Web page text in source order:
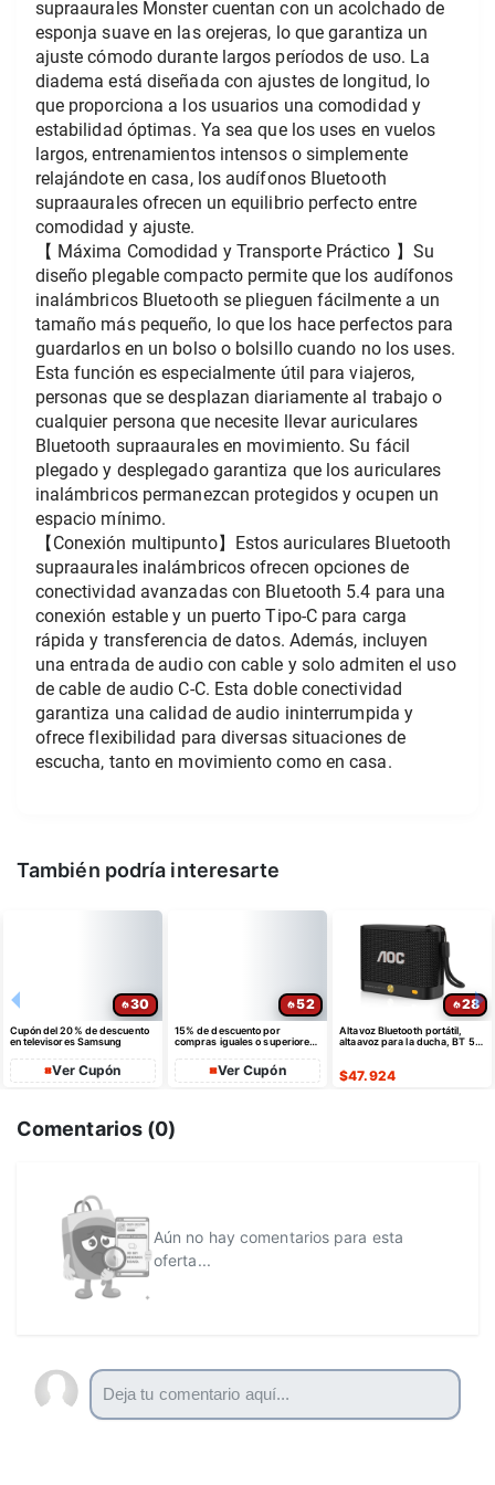
supraaurales Monster cuentan con un acolchado de
esponja suave en las orejeras, lo que garantiza un
ajuste cómodo durante largos períodos de uso. La
diadema está diseñada con ajustes de longitud, lo
que proporciona a los usuarios una comodidad y
estabilidad óptimas. Ya sea que los uses en vuelos
largos, entrenamientos intensos o simplemente
relajándote en casa, los audífonos Bluetooth
supraaurales ofrecen un equilibrio perfecto entre
comodidad y ajuste.
【 Máxima Comodidad y Transporte Práctico 】Su
diseño plegable compacto permite que los audífonos
inalámbricos Bluetooth se plieguen fácilmente a un
tamaño más pequeño, lo que los hace perfectos para
guardarlos en un bolso o bolsillo cuando no los uses.
Esta función es especialmente útil para viajeros,
personas que se desplazan diariamente al trabajo o
cualquier persona que necesite llevar auriculares
Bluetooth supraaurales en movimiento. Su fácil
plegado y desplegado garantiza que los auriculares
inalámbricos permanezcan protegidos y ocupen un
espacio mínimo.
【Conexión multipunto】Estos auriculares Bluetooth
supraaurales inalámbricos ofrecen opciones de
conectividad avanzadas con Bluetooth 5.4 para una
conexión estable y un puerto Tipo-C para carga
rápida y transferencia de datos. Además, incluyen
una entrada de audio con cable y solo admiten el uso
de cable de audio C-C. Esta doble conectividad
garantiza una calidad de audio ininterrumpida y
ofrece flexibilidad para diversas situaciones de
escucha, tanto en movimiento como en casa.
También podría interesarte
30
Cupón del 20% de descuento
en televisores Samsung
Ver Cupón
52
15% de descuento por
compras iguales o superiores
de dto
Ver Cupón
28
Altavoz Bluetooth portátil,
altaavoz para la ducha, BT 5.4
$47.924
Comentarios (0)
Aún no hay comentarios para esta
oferta...